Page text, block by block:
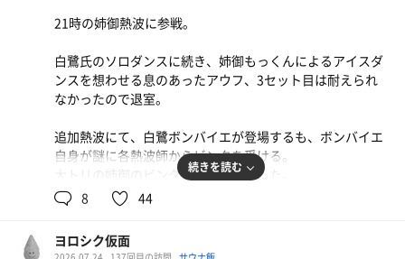
一番高いコース
腹パン
トマトジュース
21時の姉御熱波に参戦。
白鷺氏のソロダンスに続き、姉御もっくんによるアイスダ
ンスを想わせる息のあったアウフ、3セット目は耐えられ
なかったので退室。
追加熱波にて、白鷺ボンバイエが登場するも、ボンバイエ
自身が謎に各熱波師からビンタを受ける。
大トリの姉御のビンタが素晴らしかった。
分かってるね、お笑いを。
寝湯でゆっくりくつろに、望の湯でサ友とまったり話す。
この時間が非常に贅沢。
続きを読む
8 44
ヨロシク仮面